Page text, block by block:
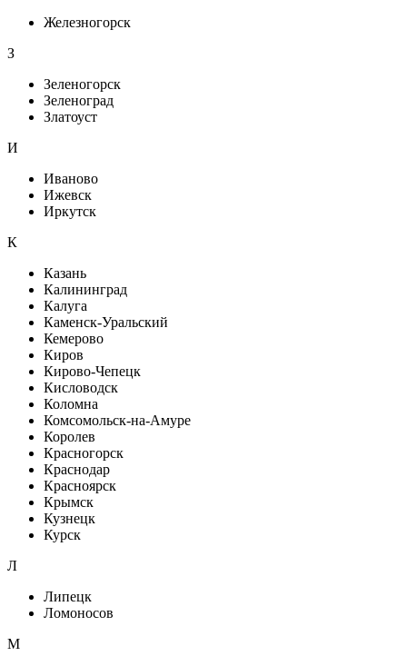
Железногорск
З
Зеленогорск
Зеленоград
Златоуст
И
Иваново
Ижевск
Иркутск
К
Казань
Калининград
Калуга
Каменск-Уральский
Кемерово
Киров
Кирово-Чепецк
Кисловодск
Коломна
Комсомольск-на-Амуре
Королев
Красногорск
Краснодар
Красноярск
Крымск
Кузнецк
Курск
Л
Липецк
Ломоносов
М